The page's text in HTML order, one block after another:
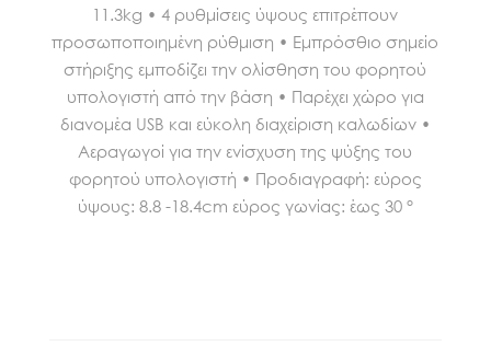
11.3kg • 4 ρυθμίσεις ύψους επιτρέπουν
προσωποποιημένη ρύθμιση • Εμπρόσθιο σημείο
στήριξης εμποδίζει την ολίσθηση του φορητού
υπολογιστή από την βάση • Παρέχει χώρο για
διανομέα USB και εύκολη διαχείριση καλωδίων •
Αεραγωγοί για την ενίσχυση της ψύξης του
φορητού υπολογιστή • Προδιαγραφή: εύρος
ύψους: 8.8 -18.4cm εύρος γωνίας: έως 30 °